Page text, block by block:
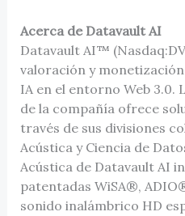
Acerca de Datavault AI
Datavault AI™
valoración y
IA en el entorno Web 3.0.
de la compañía ofrece
través de sus divisiones
Acústica y Ciencia de
Acústica de Datavault AI
patentadas WiSA®,
sonido inalámbrico HD